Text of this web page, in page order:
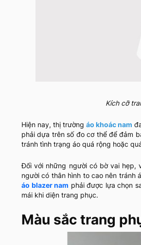
Kích cỡ
Hiện nay, thị trườngáo khoác nam
phải dựa trên số đo cơ thể để đảm
tránh tình trạng áo quá rộng hoặc
Đối với những người có bờ vai hẹp,
người có thân hình to cao nên tránh
áo blazer nam phải được lựa chọn
mái khi diện trang phục.
Màu sắc trang